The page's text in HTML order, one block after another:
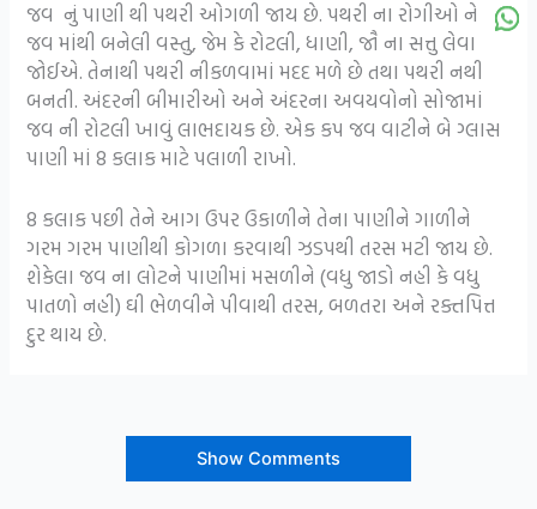
જવ નું પાણી થી પથરી ઓગળી જાય છે. પથરી ના રોગીઓ ને
જવ માંથી બનેલી વસ્તુ, જેમ કે રોટલી, ધાણી, જૌ ના સત્તુ લેવા
જોઈએ. તેનાથી પથરી નીકળવામાં મદદ મળે છે તથા પથરી નથી
બનતી. અંદરની બીમારીઓ અને અંદરના અવયવોનો સોજામાં
જવ ની રોટલી ખાવું લાભદાયક છે. એક કપ જવ વાટીને બે ગ્લાસ
પાણી માં 8 કલાક માટે પલાળી રાખો.
8 કલાક પછી તેને આગ ઉપર ઉકાળીને તેના પાણીને ગાળીને
ગરમ ગરમ પાણીથી કોગળા કરવાથી ઝડપથી તરસ મટી જાય છે.
શેકેલા જવ ના લોટને પાણીમાં મસળીને (વધુ જાડો નહી કે વધુ
પાતળો નહી) ઘી ભેળવીને પીવાથી તરસ, બળતરા અને રક્તપિત્ત
દુર થાય છે.
Show Comments